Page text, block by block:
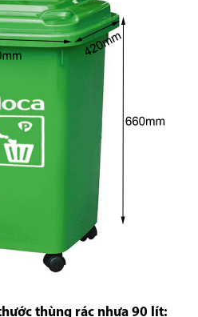
thùng rác nhựa 90 lít: